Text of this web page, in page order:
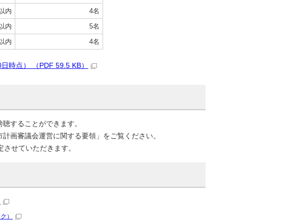
内
4名
内
5名
内 4名
時点） （PDF 59.5 KB）
することができます。
画審議会運営に関する要領」をご覧ください。
せていただきます。
）